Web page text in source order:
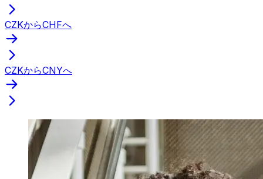
CZKからCHFへ
CZKからCNYへ